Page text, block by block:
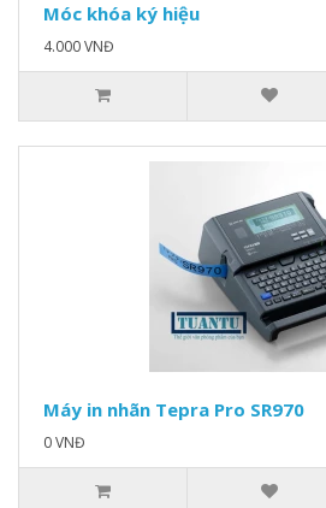
Móc khóa ký hiệu
4.000 VNĐ
Máy in nhãn Tepra Pro SR970
0 VNĐ